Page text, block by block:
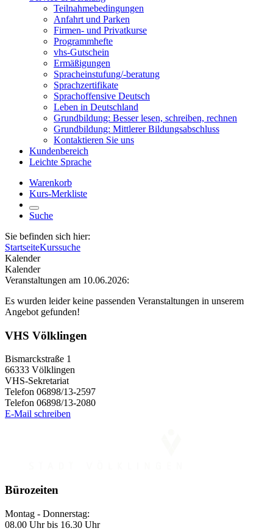
Teilnahmebedingungen
Anfahrt und Parken
Firmen- und Privatkurse
Programmhefte
vhs-Gutschein
Ermäßigungen
Spracheinstufung/-beratung
Sprachzertifikate
Sprachoffensive Deutsch
Leben in Deutschland
Grundbildung: Besser lesen, schreiben, rechnen
Grundbildung: Mittlerer Bildungsabschluss
Kontaktieren Sie uns
Kundenbereich
Leichte Sprache
Warenkorb
Kurs-Merkliste
Suche
Sie befinden sich hier:
StartseiteKurssuche
Kalender
Kalender
Veranstaltungen am 10.06.2026:
Es wurden leider keine passenden Veranstaltungen in unserem
Angebot gefunden!
VHS Völklingen
Bismarckstraße 1
66333 Völklingen
VHS-Sekretariat
Telefon 06898/13-2597
Telefon 06898/13-2080
E-Mail schreiben
Bürozeiten
Montag - Donnerstag:
08.00 Uhr bis 16.30 Uhr